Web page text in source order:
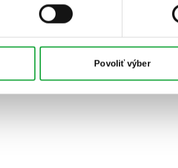
Povoliť výber